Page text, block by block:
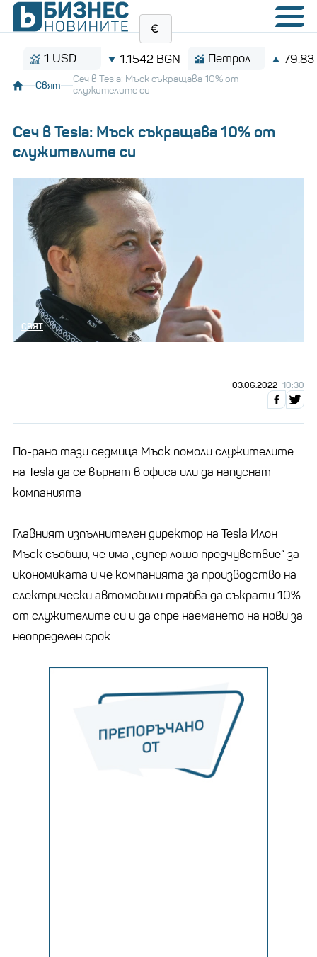
1 USD 1.1542 BGN Петрол 79.83 $/
Свят
Сеч в Tesla: Мъск съкращава 10% от
служителите си
Сеч в Tesla: Мъск съкращава 10% от
служителите си
СВЯТ
03.06.2022 10:30
По-рано тази седмица Мъск помоли служителите
на Tesla да се върнат в офиса или да напуснат
компанията
Главният изпълнителен директор на Tesla Илон
Мъск съобщи, че има „супер лошо предчувствие“ за
икономиката и че компанията за производство на
електрически автомобили трябва да съкрати 10%
от служителите си и да спре наемането на нови за
неопределен срок.